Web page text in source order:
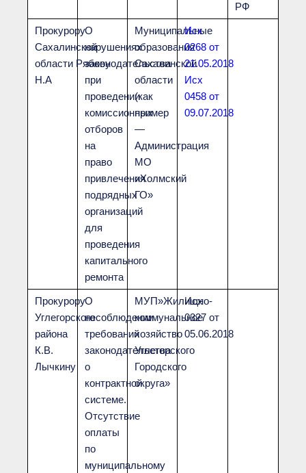
РФ
Прокурору
Сахалинской
области Рябову
Н.А
О
нарушениях
законодательства
при
проведении
комиссионных
отборов
на
право
привлечения
подрядных
организаций
для
проведения
капитального
ремонта
Муниципальные
образования
Сахалинской
области
(как
пример
—
Администрация
МО
«Холмский
ГО»
Исх
0268 от
21.05.2018
Исх
0458 от
09.07.2018
Прокурору
Углегорского
района
К.В.
Лычкину
О
несоблюдении
требований
законодательства
о
контрактной
системе.
Отсутствие
оплаты
по
муниципальному
МУП»Жилищно-
коммунальное
хозяйство
Углегорского
Городского
округа»
Исх
0327 от
05.06.2018